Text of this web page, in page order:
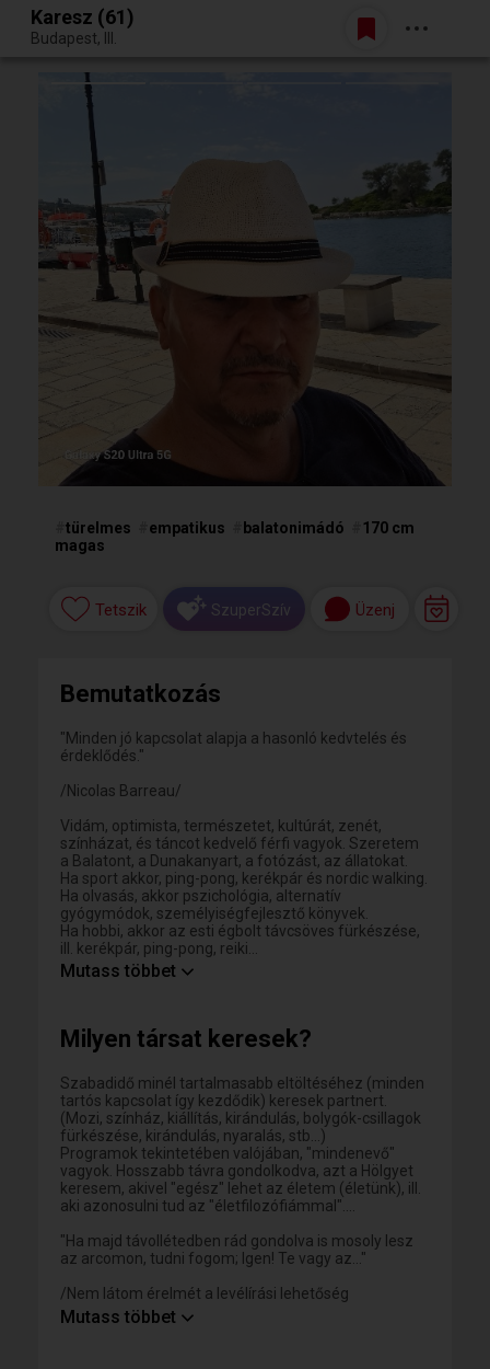
Egy jó randiból bármi lehet.
Belépés
Karesz (61)
Budapest, III.
türelmes empatikus balatonimádó
170 cm
magas
Tetszik SzuperSzív Üzenj
Bemutatkozás
"Minden jó kapcsolat alapja a hasonló kedvtelés és
érdeklődés."
/Nicolas Barreau/
Vidám, optimista, természetet, kultúrát, zenét,
színházat, és táncot kedvelő férfi vagyok. Szeretem
a Balatont, a Dunakanyart, a fotózást, az állatokat.
Ha sport akkor, ping-pong, kerékpár és nordic walking.
Ha olvasás, akkor pszichológia, alternatív
gyógymódok, személyiségfejlesztő könyvek.
Ha hobbi, akkor az esti égbolt távcsöves fürkészése,
ill. kerékpár, ping-pong, reiki...
Továbbá jöhet a sakk, ulti, römi és a kanaszta is...
természetesség, őszinteség, tisztelet, és a
kommunikáció.
Mutass többet
Milyen társat keresek?
Szabadidő minél tartalmasabb eltöltéséhez (minden
tartós kapcsolat így kezdődik) keresek partnert.
(Mozi, színház, kiállítás, kirándulás, bolygók-csillagok
fürkészése, kirándulás, nyaralás, stb...)
Programok tekintetében valójában, "mindenevő"
vagyok. Hosszabb távra gondolkodva, azt a Hölgyet
keresem, akivel "egész" lehet az életem (életünk), ill.
aki azonosulni tud az "életfilozófiámmal"....
"Ha majd távollétedben rád gondolva is mosoly lesz
az arcomon, tudni fogom; Igen! Te vagy az..."
/Nem látom érelmét a levélírási lehetőség
korlátozásának! Szerintem sokan nem is tudják, hogy
mit korlátoznak le! Elképzelhető, hogy egy apróságon
Mutass többet